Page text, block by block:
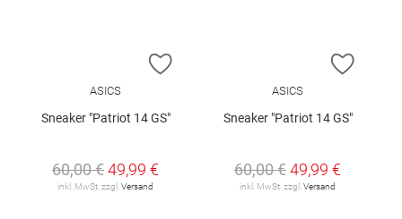
ZUR WUNSCHLISTE HINZUFÜGEN
ASICS
Sneaker "Patriot 14 GS"
60,00 €49,99 €
inkl. MwSt. zzgl.Versand
ZUR
ASICS
Sneaker "Patriot 14 GS"
60,00 €49,99 €
inkl. MwSt. zzgl.Versand